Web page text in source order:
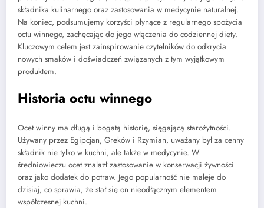
składnika kulinarnego oraz zastosowania w medycynie naturalnej.
Na koniec, podsumujemy korzyści płynące z regularnego spożycia
octu winnego, zachęcając do jego włączenia do codziennej diety.
Kluczowym celem jest zainspirowanie czytelników do odkrycia
nowych smaków i doświadczeń związanych z tym wyjątkowym
produktem.
Historia octu winnego
Ocet winny ma długą i bogatą historię, sięgającą starożytności.
Używany przez Egipcjan, Greków i Rzymian, uważany był za cenny
składnik nie tylko w kuchni, ale także w medycynie. W
średniowieczu ocet znalazł zastosowanie w konserwacji żywności
oraz jako dodatek do potraw. Jego popularność nie maleje do
dzisiaj, co sprawia, że stał się on nieodłącznym elementem
współczesnej kuchni.